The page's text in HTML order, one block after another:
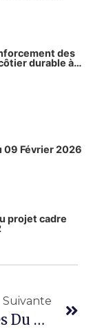
des
durable à
09 Février 2026
projet cadre
Suivante
Horaires Du Départ Du Ferry